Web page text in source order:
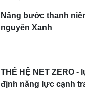
Nâng bước thanh
nguyên Xanh
THẾ HỆ NET ZERO
định năng lực cạnh